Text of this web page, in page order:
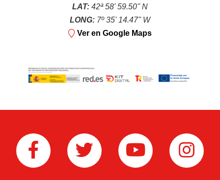
Lubricantes
LAT: 42ª 58' 59.50'' N
LONG: 7º 35' 14.47'' W
Ver en Google Maps